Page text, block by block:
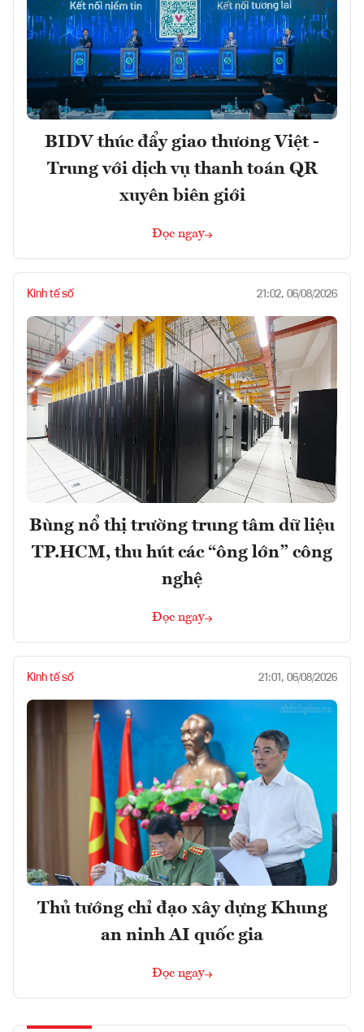
BIDV thúc đẩy giao thương Việt -
Trung với dịch vụ thanh toán QR
xuyên biên giới
Đọc ngay
Kinh tế số 21:02, 06/08/2026
Bùng nổ thị trường trung tâm dữ liệu
TP.HCM, thu hút các “ông lớn” công
nghệ
Đọc ngay
Kinh tế số 21:01, 06/08/2026
Thủ tướng chỉ đạo xây dựng Khung
an ninh AI quốc gia
Đọc ngay